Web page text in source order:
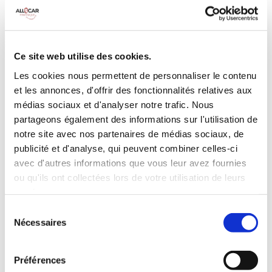
Ce site web utilise des cookies.
Les cookies nous permettent de personnaliser le contenu
et les annonces, d'offrir des fonctionnalités relatives aux
médias sociaux et d'analyser notre trafic. Nous
partageons également des informations sur l'utilisation de
notre site avec nos partenaires de médias sociaux, de
publicité et d'analyse, qui peuvent combiner celles-ci
avec d'autres informations que vous leur avez fournies
ou qu'ils ont collectées lors de votre utilisation de leurs
Nécessaires
Préférences
3 Valises
INCLUS À LA LOCATION
Killométrage illimité
Assurance tous risques (hors franchise)
Carburant : plein à rendre plein
CONDITIONS DE LOCATION
Age minimum :20 ans
ASSURANCE